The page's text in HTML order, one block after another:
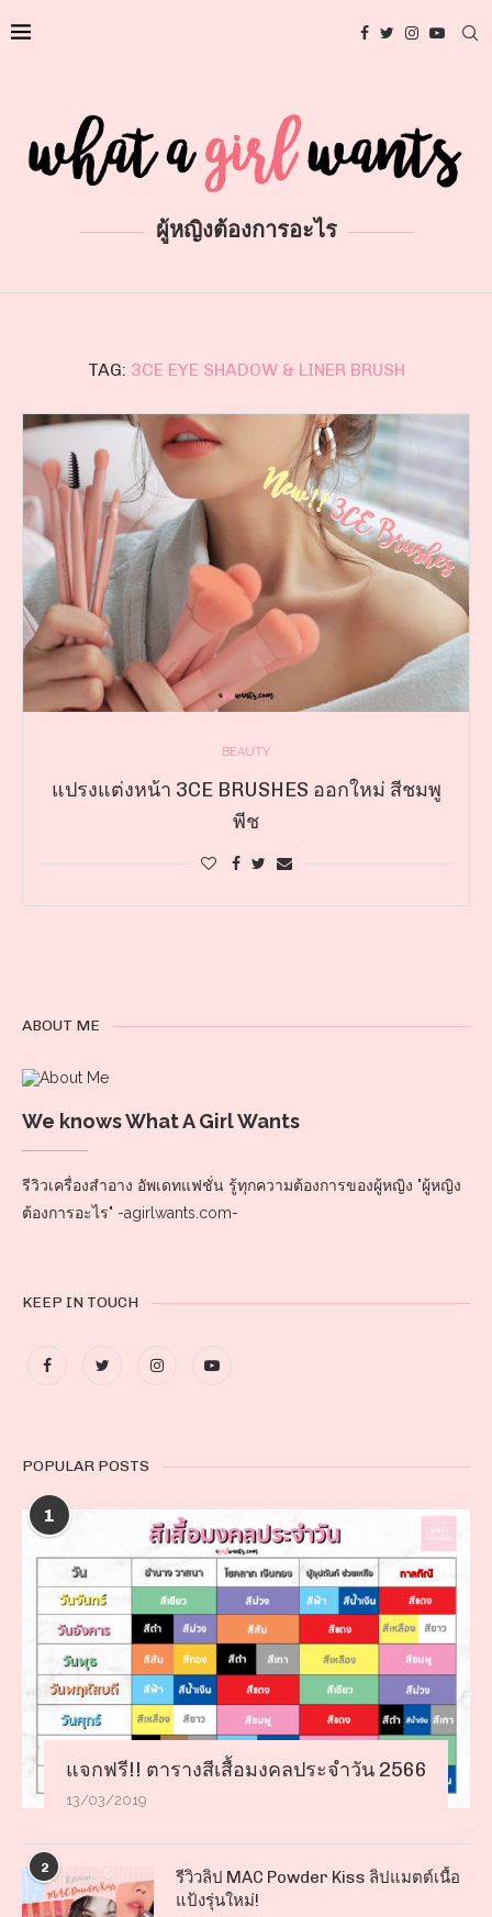
ผู้หญิงต้องการอะไร
TAG: 3CE EYE SHADOW & LINER BRUSH
BEAUTY
แปรงแต่งหน้า 3CE BRUSHES ออกใหม่ สีชมพู
พีช
ABOUT ME
We knows What A Girl Wants
รีวิวเครื่องสำอาง อัพเดทแฟชั่น รู้ทุกความต้องการของผู้หญิง "ผู้หญิง
ต้องการอะไร" -agirlwants.com-
KEEP IN TOUCH
POPULAR POSTS
1
แจกฟรี!! ตารางสีเสื้อมงคลประจำวัน 2566
13/03/2019
2
รีวิวลิป MAC Powder Kiss ลิปแมตต์เนื้อ
แป้งรุ่นใหม่!